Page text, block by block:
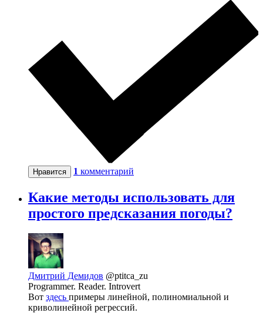
Нравится 1 комментарий
Какие методы использовать для
простого предсказания погоды?
Дмитрий Демидов @ptitca_zu
Programmer. Reader. Introvert
Вот здесь примеры линейной, полиномиальной и
криволинейной регрессий.